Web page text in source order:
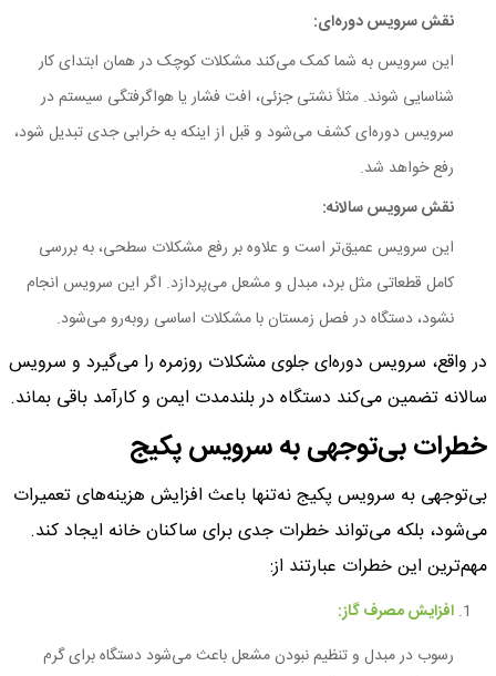
نقش سرویس دوره‌ای:
این سرویس به شما کمک می‌کند مشکلات کوچک در همان ابتدای کار
شناسایی شوند. مثلاً نشتی جزئی، افت فشار یا هواگرفتگی سیستم در
سرویس دوره‌ای کشف می‌شود و قبل از اینکه به خرابی جدی تبدیل شود،
رفع خواهد شد.
نقش سرویس سالانه:
این سرویس عمیق‌تر است و علاوه بر رفع مشکلات سطحی، به بررسی
کامل قطعاتی مثل برد، مبدل و مشعل می‌پردازد. اگر این سرویس انجام
نشود، دستگاه در فصل زمستان با مشکلات اساسی روبه‌رو می‌شود.
در واقع، سرویس دوره‌ای جلوی مشکلات روزمره را می‌گیرد و سرویس
سالانه تضمین می‌کند دستگاه در بلندمدت ایمن و کارآمد باقی بماند.
خطرات بی‌توجهی به سرویس پکیج
بی‌توجهی به سرویس پکیج نه‌تنها باعث افزایش هزینه‌های تعمیرات
می‌شود، بلکه می‌تواند خطرات جدی برای ساکنان خانه ایجاد کند.
مهم‌ترین این خطرات عبارتند از:
افزایش مصرف گاز:
رسوب در مبدل و تنظیم نبودن مشعل باعث می‌شود دستگاه برای گرم